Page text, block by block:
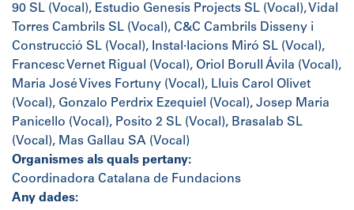
90 SL (Vocal), Estudio Genesis Projects SL (Vocal), Vidal
Torres Cambrils SL (Vocal), C&C Cambrils Disseny i
Construcció SL (Vocal), Instal·lacions Miró SL (Vocal),
Francesc Vernet Rigual (Vocal), Oriol Borull Ávila (Vocal),
Maria José Vives Fortuny (Vocal), Lluis Carol Olivet
(Vocal), Gonzalo Perdrix Ezequiel (Vocal), Josep Maria
Panicello (Vocal), Posito 2 SL (Vocal), Brasalab SL
(Vocal), Mas Gallau SA (Vocal)
Organismes als quals pertany:
Coordinadora Catalana de Fundacions
Any dades: